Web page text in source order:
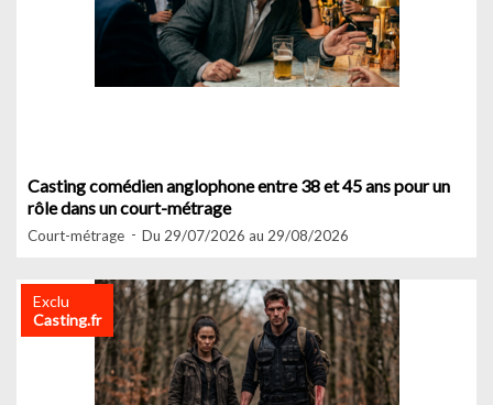
Casting comédien anglophone entre 38 et 45 ans pour un
rôle dans un court-métrage
Court-métrage Du 29/07/2026 au 29/08/2026
Exclu
Casting.fr